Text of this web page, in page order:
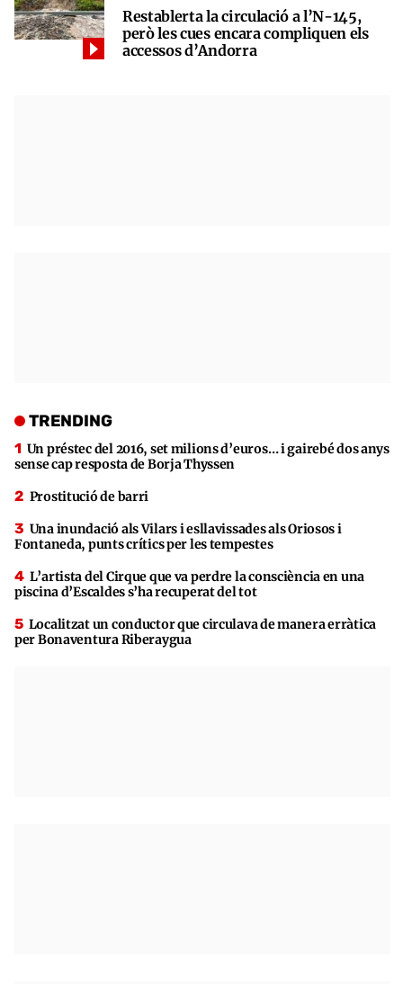
Restablerta la circulació a l’N-145,
però les cues encara compliquen els
accessos d’Andorra
TRENDING
Un préstec del 2016, set milions d’euros… i gairebé dos anys
sense cap resposta de Borja Thyssen
Prostitució de barri
Una inundació als Vilars i esllavissades als Oriosos i
Fontaneda, punts crítics per les tempestes
L’artista del Cirque que va perdre la consciència en una
piscina d’Escaldes s’ha recuperat del tot
Localitzat un conductor que circulava de manera erràtica
per Bonaventura Riberaygua